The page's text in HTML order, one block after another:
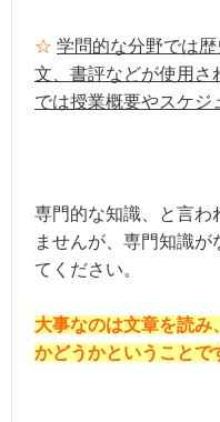
☆ 学問的な分野では
文、書評などが使用さ
では授業概要やスケジ
専門的な知識、と言わ
ませんが、専門知識
てください。
大事なのは文章を読み
かどうかということで